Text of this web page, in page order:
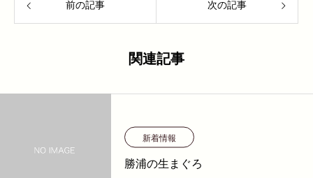
前の記事 次の記事
関連記事
新着情報
勝浦の生まぐろ